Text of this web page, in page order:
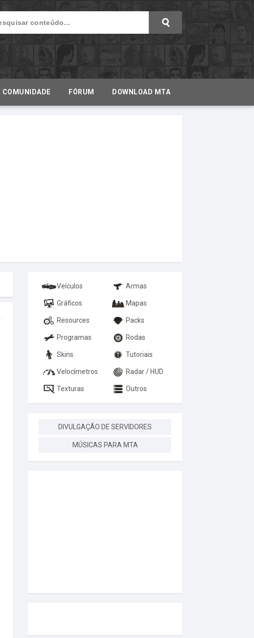
COMUNIDADE FÓRUM DOWNLOAD MTA
Veículos Armas
Gráficos Mapas
Resources Packs
Programas Rodas
Skins Tutoriais
Velocímetros Radar / HUD
Texturas Outros
DIVULGAÇÃO DE SERVIDORES
MÚSICAS PARA MTA